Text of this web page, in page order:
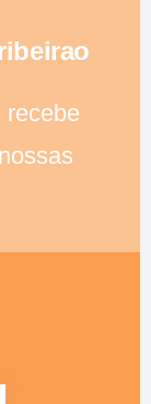
recebe